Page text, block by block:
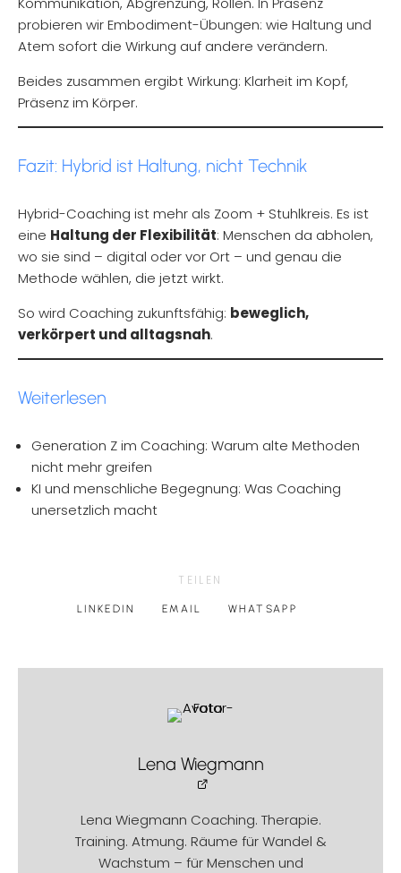
probieren wir Embodiment-Übungen: wie Haltung und
Atem sofort die Wirkung auf andere verändern.
Beides zusammen ergibt Wirkung: Klarheit im Kopf,
Präsenz im Körper.
Fazit: Hybrid ist Haltung, nicht Technik
Hybrid-Coaching ist mehr als Zoom + Stuhlkreis. Es ist
eine Haltung der Flexibilität: Menschen da abholen,
wo sie sind – digital oder vor Ort – und genau die
Methode wählen, die jetzt wirkt.
So wird Coaching zukunftsfähig: beweglich,
verkörpert und alltagsnah.
Weiterlesen
Generation Z im Coaching: Warum alte Methoden
nicht mehr greifen
KI und menschliche Begegnung: Was Coaching
unersetzlich macht
TEILEN
LINKEDIN EMAIL WHATSAPP
Lena Wiegmann
Lena Wiegmann Coaching. Therapie.
Training. Atmung. Räume für Wandel &
Wachstum – für Menschen und